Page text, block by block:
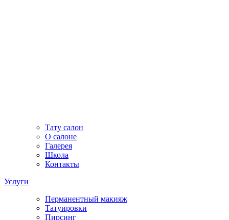
Тату салон
О салоне
Галерея
Школа
Контакты
Услуги
Перманентный макияж
Татуировки
Пирсинг